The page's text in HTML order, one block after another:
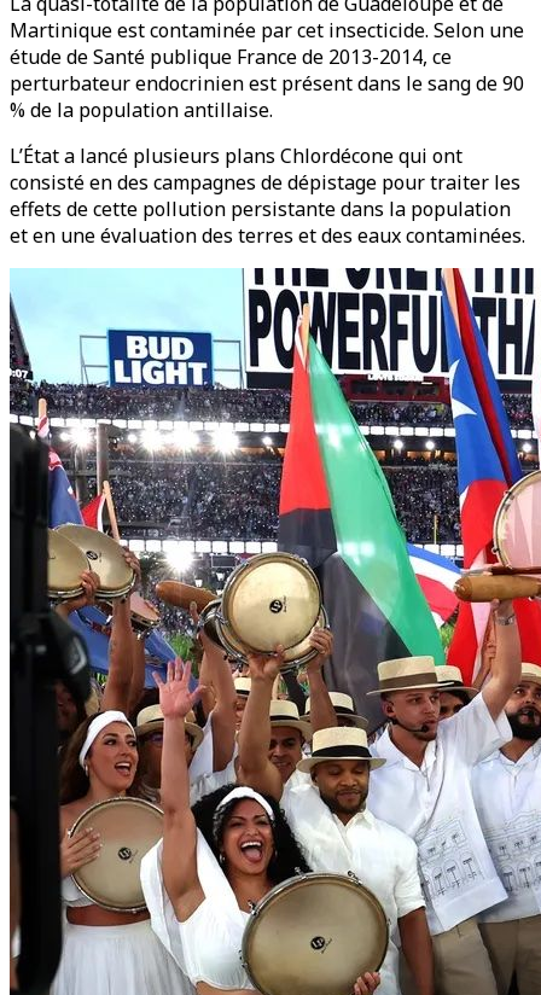
Martinique est contaminée par cet insecticide. Selon une
étude de Santé publique France de 2013-2014, ce
perturbateur endocrinien est présent dans le sang de 90
% de la population antillaise.
L’État a lancé plusieurs plans Chlordécone qui ont
consisté en des campagnes de dépistage pour traiter les
effets de cette pollution persistante dans la population
et en une évaluation des terres et des eaux contaminées.